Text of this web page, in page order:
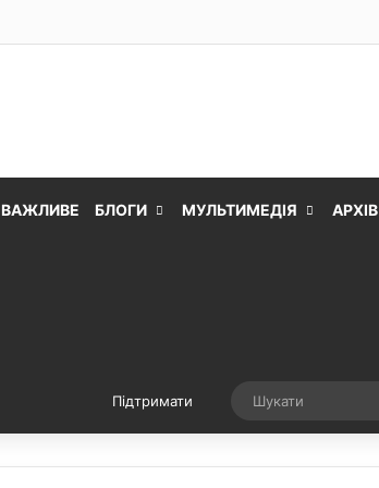
ВАЖЛИВЕ БЛОГИ МУЛЬТИМЕДІЯ АРХІВ
Підтримати Випадкова стаття